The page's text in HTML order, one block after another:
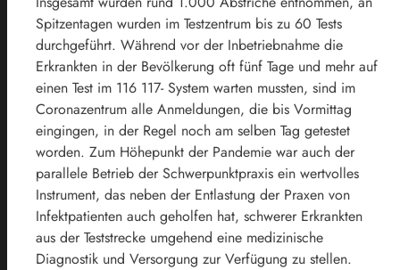
Spitzentagen wurden im Testzentrum bis zu 60 Tests
durchgeführt. Während vor der Inbetriebnahme die
Erkrankten in der Bevölkerung oft fünf Tage und mehr auf
einen Test im 116 117- System warten mussten, sind im
Coronazentrum alle Anmeldungen, die bis Vormittag
eingingen, in der Regel noch am selben Tag getestet
worden. Zum Höhepunkt der Pandemie war auch der
parallele Betrieb der Schwerpunktpraxis ein wertvolles
Instrument, das neben der Entlastung der Praxen von
Infektpatienten auch geholfen hat, schwerer Erkrankten
aus der Teststrecke umgehend eine medizinische
Diagnostik und Versorgung zur Verfügung zu stellen.